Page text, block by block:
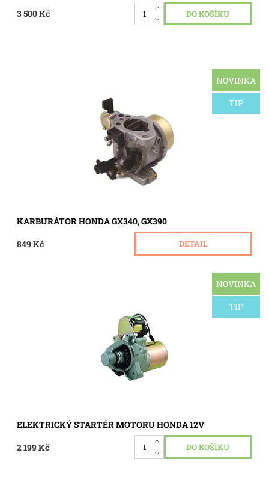
3 500 Kč
NOVINKA
TIP
Karburátor pro motor Honda GX340, GX390. Pro typy:
Momentálně nedostupné
KARBURÁTOR HONDA GX340, GX390
849 Kč
DETAIL
NOVINKA
TIP
Elektrický startér motoru Honda pro typy GX 120, GX 140,
GX 160, GX 340, GX 390; startér se 17-ti zuby pastorku, 12V.
ELEKTRICKÝ STARTÉR MOTORU HONDA 12V
2 199 Kč